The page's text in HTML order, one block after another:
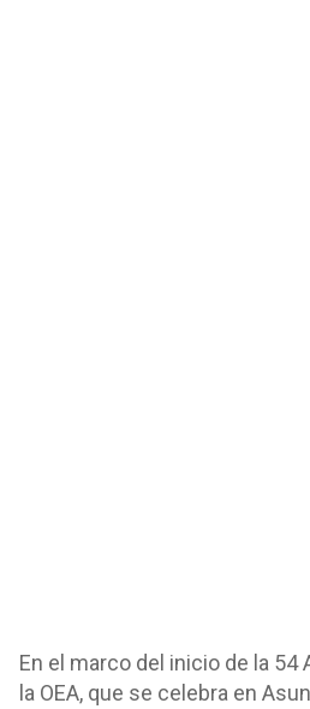
En el marco del inicio de la 54
la OEA, que se celebra en